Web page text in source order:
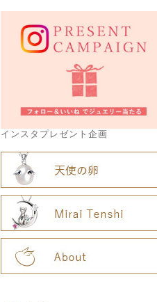
インスタプレゼント企画